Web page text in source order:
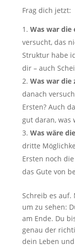
Frag dich jetzt:
Was war die
versucht, das
Struktur habe
dir – auch
Was war die
danach
Ersten? Auch
gut daran, was
Was wäre
dritte
Ersten noch
das Gute von
Schreib es auf.
um zu sehen:
am Ende. Du
genau der
dein Leben